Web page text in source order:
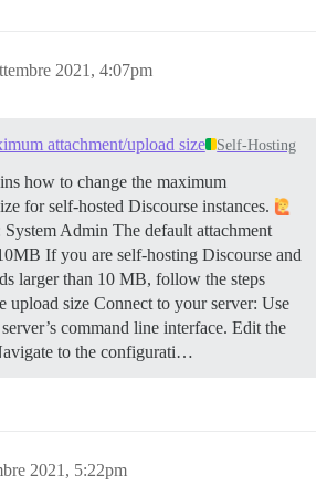
2021, 4:07pm
attachment/upload size Self-Hosting
how to change the maximum
for self-hosted Discourse instances.
Admin The default attachment
If you are self-hosting Discourse and
larger than 10 MB, follow the steps
upload size Connect to your server: Use
command line interface. Edit the
to the configurati…
2021, 5:22pm